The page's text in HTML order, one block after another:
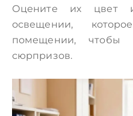
Оцените их цвет
освещении,
помещении, чтобы
сюрпризов.